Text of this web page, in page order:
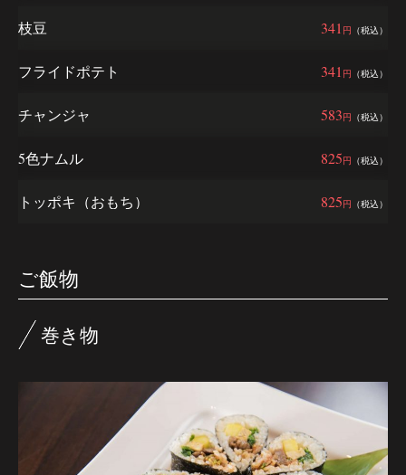
341 円 （税込）
枝豆
341 円 （税込）
フライドポテト
583円 （税込）
チャンジャ
825円 （税込）
5色ナムル
825円 （税込）
トッポキ（おもち）
ご飯物
巻き物